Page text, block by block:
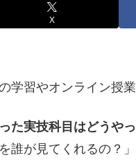
X
学習やオンライン授
た実技科目はどうや
誰が見てくれるの？